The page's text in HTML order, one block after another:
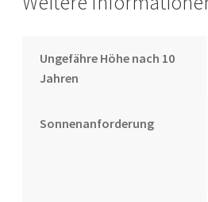
Ungefähre Höhe nach 10
Jahren
Sonnenanforderung